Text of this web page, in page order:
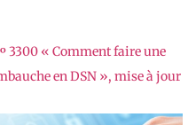
3300 « Comment faire une
en DSN », mise à jour